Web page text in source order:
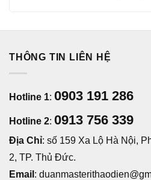
THÔNG TIN LIÊN HỆ
Hotline 1: 0903 191 286
Hotline 2: 0913 756 339
Địa Chỉ: số 159 Xa Lộ Hà Nội,
2, TP. Thủ Đức.
Email :